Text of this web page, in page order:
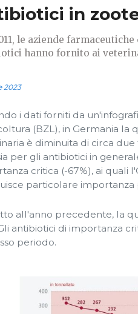
in
le aziende
hanno fornito ai
2023
i dati forniti da
(BZL), in Germania la
è diminuita di circa
per gli antibiotici in
critica (-67%), ai quali
particolare importanza
all'anno precedente, la
antibiotici di importanza
periodo.